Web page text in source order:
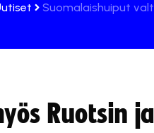
Suomalaishuiput
Ruotsin